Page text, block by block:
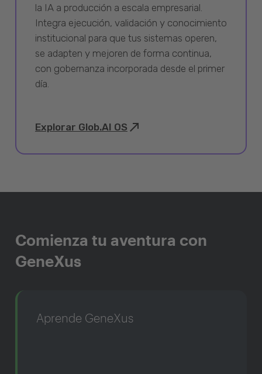
la IA a producción a escala empresarial.
Integra ejecución, validación y conocimiento
institucional para que tus sistemas operen,
se adapten y mejoren de forma continua,
con gobernanza incorporada desde el primer
día.
Explorar Glob.AI OS
Comienza tu aventura con
GeneXus
Aprende GeneXus